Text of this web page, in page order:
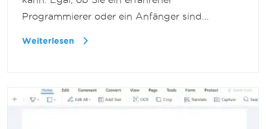
Programmierer oder ein Anfänger sind...
Weiterlesen